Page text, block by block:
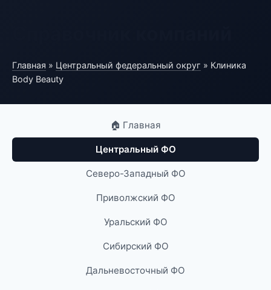
Главная » Центральный федеральный округ » Клиника
Body Beauty
🏠 Главная
Центральный ФО
Северо-Западный ФО
Приволжский ФО
Уральский ФО
Сибирский ФО
Дальневосточный ФО